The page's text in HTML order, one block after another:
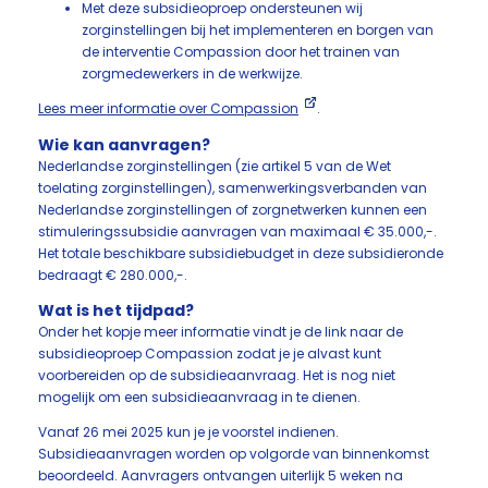
Met deze subsidieoproep ondersteunen wij
zorginstellingen bij het implementeren en borgen van
de interventie Compassion door het trainen van
zorgmedewerkers in de werkwijze.
Lees meer informatie over Compassion
.
Wie kan aanvragen?
Nederlandse zorginstellingen (zie artikel 5 van de Wet
toelating zorginstellingen), samenwerkingsverbanden van
Nederlandse zorginstellingen of zorgnetwerken kunnen een
stimuleringssubsidie aanvragen van maximaal € 35.000,-.
Het totale beschikbare subsidiebudget in deze subsidieronde
bedraagt € 280.000,-.
Wat is het tijdpad?
Onder het kopje meer informatie vindt je de link naar de
subsidieoproep Compassion zodat je je alvast kunt
voorbereiden op de subsidieaanvraag. Het is nog niet
mogelijk om een subsidieaanvraag in te dienen.
Vanaf 26 mei 2025 kun je je voorstel indienen.
Subsidieaanvragen worden op volgorde van binnenkomst
beoordeeld. Aanvragers ontvangen uiterlijk 5 weken na